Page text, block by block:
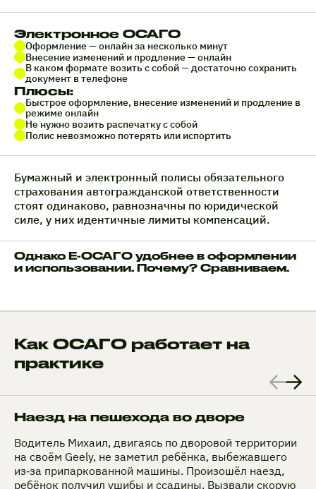
Электронное ОСАГО
Оформление — онлайн за несколько минут
Внесение изменений и продление — онлайн
В каком формате возить с собой — достаточно сохранить
документ в телефоне
Плюсы:
Быстрое оформление, внесение изменений и продление в
режиме онлайн
Не нужно возить распечатку с собой
Полис невозможно потерять или испортить
Бумажный и электронный полисы обязательного
страхования автогражданской ответственности
стоят одинаково, равнозначны по юридической
силе, у них идентичные лимиты компенсаций.
Однако Е-ОСАГО удобнее в оформлении
и использовании. Почему? Сравниваем.
Как ОСАГО работает на
практике
Наезд на пешехода во дворе
Водитель Михаил, двигаясь по дворовой территории
на своём Geely, не заметил ребёнка, выбежавшего
из‑за припаркованной машины. Произошёл наезд,
ребёнок получил ушибы и ссадины. Вызвали скорую